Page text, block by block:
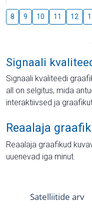
8 9 10 11 12
Signaali
Signaali kvaliteedi
all on selgitus, mida
interaktiivsed ja
Reaalaja
Reaalaja graafikud
uuenevad iga minut.